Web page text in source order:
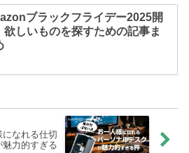
ブラックフライデー2025開
欲しいものを探すための記事ま
になれる仕切
魅力的すぎる